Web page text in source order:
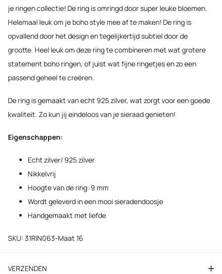
je ringen collectie! De ring is omringd door super leuke bloemen.
Helemaal leuk om je boho style mee af te maken! De ring is
opvallend door het design en tegelijkertijd subtiel door de
grootte. Heel leuk om deze ring te combineren met wat grotere
statement boho ringen, of juist wat fijne ringetjes en zo een
passend geheel te creëren.
De ring is gemaakt van echt 925 zilver, wat zorgt voor een goede
kwaliteit. Zo kun jij eindeloos van je sieraad genieten!
Eigenschappen:
Echt zilver/ 925 zilver
Nikkelvrij
Hoogte van de ring: 9 mm
Wordt geleverd in een mooi sieradendoosje
Handgemaakt met liefde
SKU: 31RIN063-Maat 16
VERZENDEN